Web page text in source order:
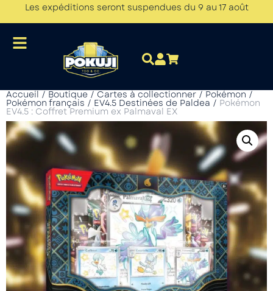
Les expéditions seront suspendues du 9 au 17 août
Accueil / Boutique / Cartes à collectionner / Pokémon /
Pokémon français / EV4.5 Destinées de Paldea / Pokémon
EV4.5 : Coffret Premium ex Palmaval EX